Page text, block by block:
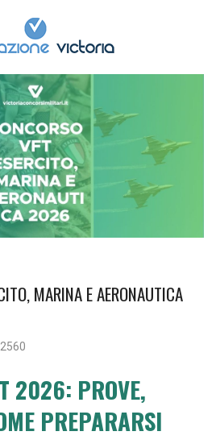
MARINA E AERONAUTICA
2560
2026: PROVE,
PREPARARSI